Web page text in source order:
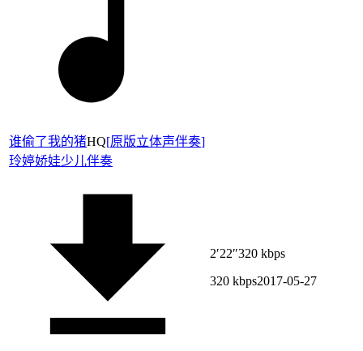
谁偷了我的猪HQ[原版立体声伴奏]
玲婷娇娃少儿伴奏
2′22″320 kbps
320 kbps2017-05-27